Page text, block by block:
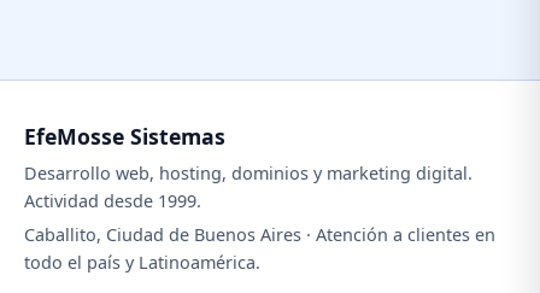
EfeMosse Sistemas
Desarrollo web, hosting, dominios y marketing digital.
Actividad desde 1999.
Caballito, Ciudad de Buenos Aires · Atención a clientes en
todo el país y Latinoamérica.